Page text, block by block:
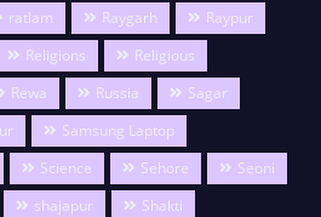
ratlam Raygarh
Raypur
Religions
Religious
Rewa Russia
Sagar
Samsung Laptop
Science Sehore
Seoni
shajapur
Shakti